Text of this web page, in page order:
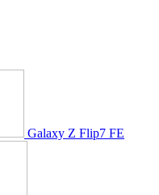
Galaxy Z Flip7 FE